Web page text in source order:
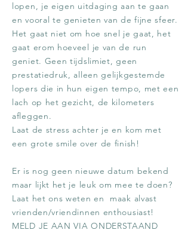
lopen, je eigen uitdaging aan te gaan
en vooral te genieten van de fijne sfeer.
Het gaat niet om hoe snel je gaat, het
gaat erom hoeveel je van de run
geniet. Geen tijdslimiet, geen
prestatiedruk, alleen gelijkgestemde
lopers die in hun eigen tempo, met een
lach op het gezicht, de kilometers
afleggen.
Laat de stress achter je en kom met
een grote smile over de finish!
Er is nog geen nieuwe datum bekend
maar lijkt het je leuk om mee te doen?
Laat het ons weten en maak alvast
vrienden/vriendinnen enthousiast!
MELD JE AAN VIA ONDERSTAAND